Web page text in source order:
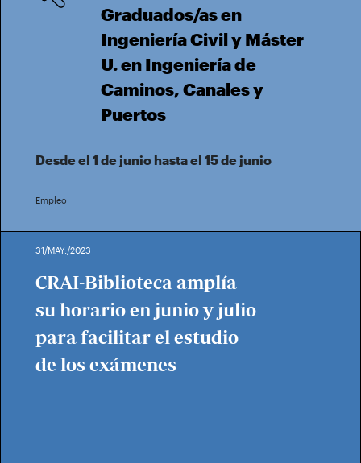
Graduados/as en
Ingeniería Civil y Máster
U. en Ingeniería de
Caminos, Canales y
Puertos
Desde el 1 de junio hasta el 15 de junio
Empleo
31/MAY./2023
CRAI-Biblioteca amplía
su horario en junio y julio
para facilitar el estudio
de los exámenes